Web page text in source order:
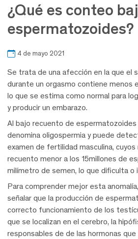
¿Qué es conteo
espermatozoides?
4 de mayo 2021
Se trata de una afección en la que el
durante un orgasmo contiene menos
lo que se estima como normal para
y producir un embarazo.
Al bajo recuento de
denomina oligospermia y puede
examen de fertilidad masculina,
recuento menor a los 15millones de
milímetro de semen, lo que dificulta o
Para comprender mejor esta
señalar que la producción de
correcto funcionamiento de los
que se localizan en el cerebro, la
responsables de de las hormonas